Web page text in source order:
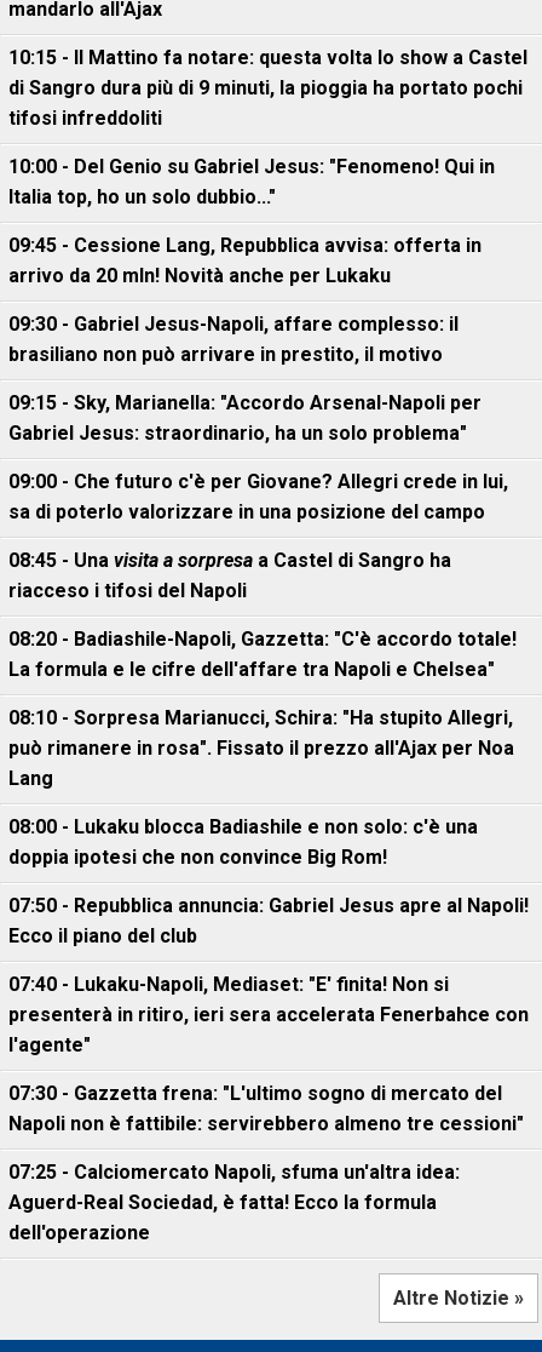
mandarlo all'Ajax
10:15 - Il Mattino fa notare: questa volta lo show a Castel
di Sangro dura più di 9 minuti, la pioggia ha portato pochi
tifosi infreddoliti
10:00 - Del Genio su Gabriel Jesus: "Fenomeno! Qui in
Italia top, ho un solo dubbio..."
09:45 - Cessione Lang, Repubblica avvisa: offerta in
arrivo da 20 mln! Novità anche per Lukaku
09:30 - Gabriel Jesus-Napoli, affare complesso: il
brasiliano non può arrivare in prestito, il motivo
09:15 - Sky, Marianella: "Accordo Arsenal-Napoli per
Gabriel Jesus: straordinario, ha un solo problema"
09:00 - Che futuro c'è per Giovane? Allegri crede in lui,
sa di poterlo valorizzare in una posizione del campo
08:45 - Una visita a sorpresa a Castel di Sangro ha
riacceso i tifosi del Napoli
08:20 - Badiashile-Napoli, Gazzetta: "C'è accordo totale!
La formula e le cifre dell'affare tra Napoli e Chelsea"
08:10 - Sorpresa Marianucci, Schira: "Ha stupito Allegri,
può rimanere in rosa". Fissato il prezzo all'Ajax per Noa
Lang
08:00 - Lukaku blocca Badiashile e non solo: c'è una
doppia ipotesi che non convince Big Rom!
07:50 - Repubblica annuncia: Gabriel Jesus apre al Napoli!
Ecco il piano del club
07:40 - Lukaku-Napoli, Mediaset: "E' finita! Non si
presenterà in ritiro, ieri sera accelerata Fenerbahce con
l'agente"
07:30 - Gazzetta frena: "L'ultimo sogno di mercato del
Napoli non è fattibile: servirebbero almeno tre cessioni"
07:25 - Calciomercato Napoli, sfuma un'altra idea:
Aguerd-Real Sociedad, è fatta! Ecco la formula
dell'operazione
Altre Notizie »